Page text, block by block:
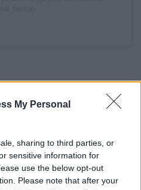
My Personal
sharing to third parties, or
sensitive information for
use the below opt-out
Please note that after your
έναν αυθεντικό,
γάμο, μακριά
και συμβουλές.
πολλές από τις
στιγμή, ακόμη
κουμπάρους της,